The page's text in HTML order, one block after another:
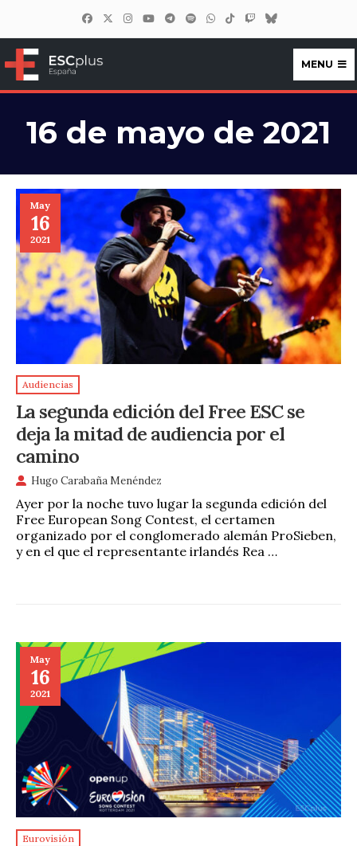
ESCplus España
MENU
16 de mayo de 2021
May
16
2021
Audiencias
La segunda edición del Free ESC se
deja la mitad de audiencia por el
camino
Hugo Carabaña Menéndez
Ayer por la noche tuvo lugar la segunda edición del
Free European Song Contest, el certamen
organizado por el conglomerado alemán ProSieben,
y en el que el representante irlandés Rea …
May
16
2021
Eurovisión